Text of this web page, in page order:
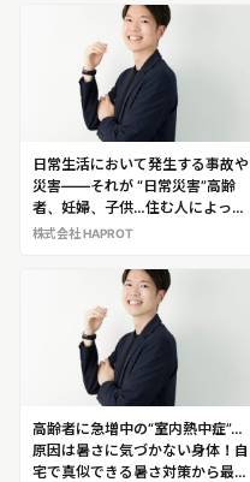
日常生活において発生する事故や
災害――それが “日常災害”高齢
者、妊婦、子供…住む人によって
危険な場所は変わってくる！作業
ザー「満元 貴治」※日常災害の専
門家として満元氏の解説・出演が
可能です！
株式会社 HAPROT
高齢者に急増中の“室内熱中症”…
原因は暑さに気づかない身体！自
宅で真似できる暑さ対策から最先